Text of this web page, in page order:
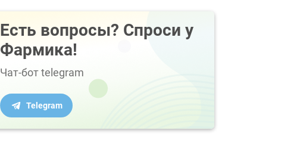
Есть вопросы? Спроси у
Фармика!
Чат-бот telegram
Telegram